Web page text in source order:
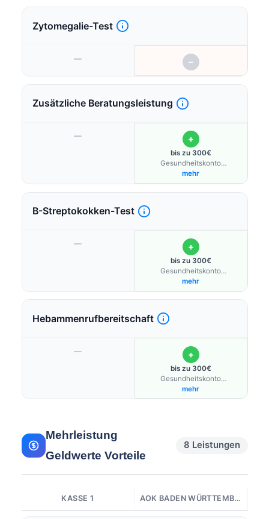
Zytomegalie-Test
— −
Zusätzliche Beratungsleistung
— +
bis zu 300€
Gesundheitskonto
Schwangere
mehr
B-Streptokokken-Test
— +
bis zu 300€
Gesundheitskonto
Schwangere
mehr
Hebammenrufbereitschaft
— +
bis zu 300€
Gesundheitskonto
Schwangere
mehr
Mehrleistung
Geldwerte Vorteile
8 Leistungen
KASSE 1 AOK BADEN WÜRTTEMBERG